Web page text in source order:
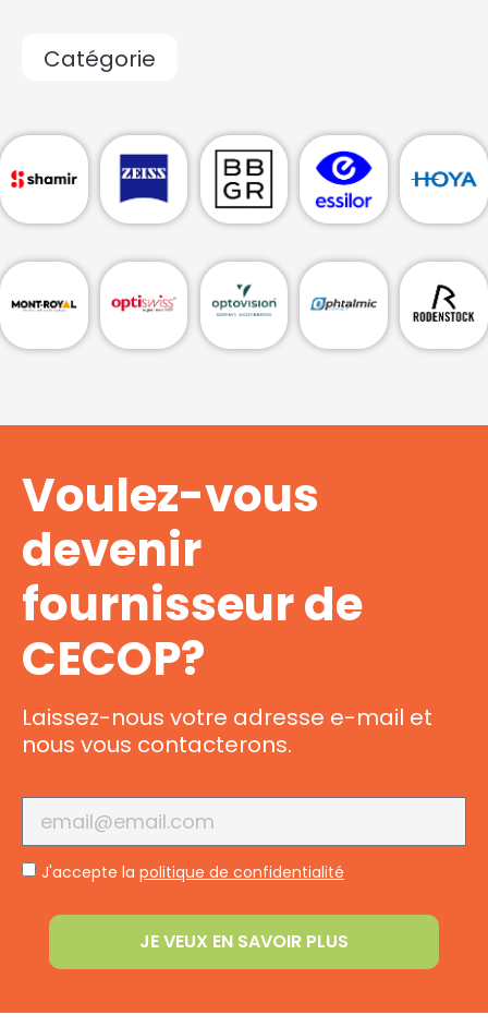
Catégorie
Voulez-vous
devenir
fournisseurde
CECOP?
Laissez-nous votre adresse e-mail et
nous vous contacterons.
J'accepte la politique de confidentialité
JE VEUX EN SAVOIR PLUS